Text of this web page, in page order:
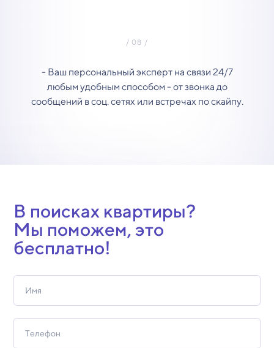
- Ваш персональный эксперт на связи 24/7
любым удобным способом - от звонка до
сообщений в соц. сетях или встречах по скайпу.
В поисках квартиры?
Мы поможем, это
бесплатно!